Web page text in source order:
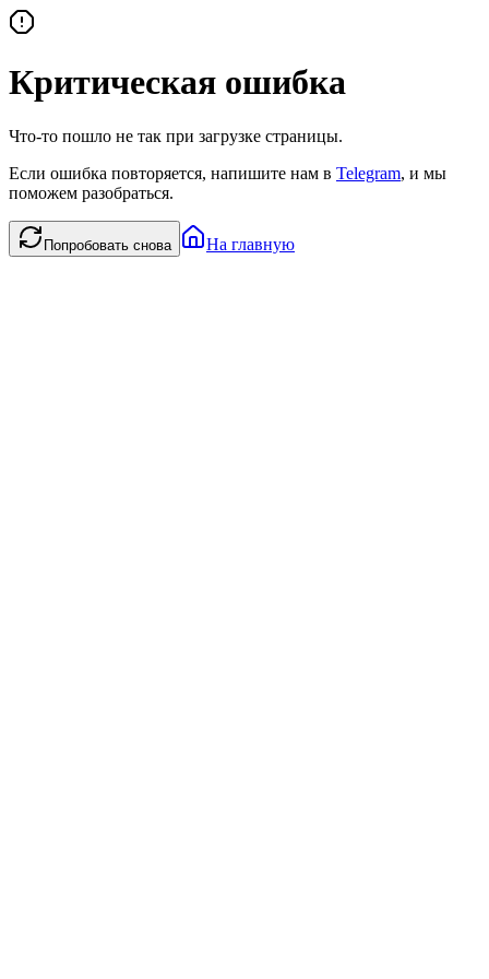
Критическая ошибка
Что-то пошло не так при загрузке страницы.
Если ошибка повторяется, напишите нам в Telegram, и мы
поможем разобраться.
Попробовать снова На главную